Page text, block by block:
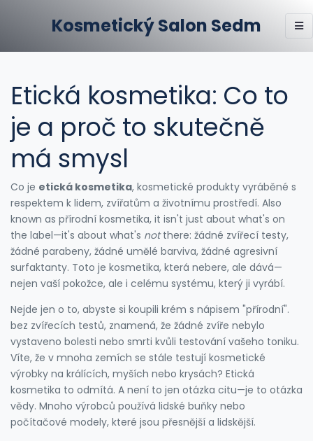
Kosmetický Salon Sedm
Etická kosmetika: Co to
je a proč to skutečně
má smysl
Co je etická kosmetika, kosmetické produkty vyráběné s
respektem k lidem, zvířatům a životnímu prostředí. Also
known as přírodní kosmetika, it isn't just about what's on
the label—it's about what's notthere: žádné zvířecí testy,
žádné parabeny, žádné umělé barviva, žádné agresivní
surfaktanty. Toto je kosmetika, která nebere, ale dává—
nejen vaší pokožce, ale i celému systému, který ji vyrábí.
Nejde jen o to, abyste si koupili krém s nápisem "přírodní".
bez zvířecích testů, znamená, že žádné zvíře nebylo
vystaveno bolesti nebo smrti kvůli testování vašeho toniku.
Víte, že v mnoha zemích se stále testují kosmetické
výrobky na králících, myších nebo krysách? Etická
kosmetika to odmítá. A není to jen otázka citu—je to otázka
vědy. Mnoho výrobců používá lidské buňky nebo
počítačové modely, které jsou přesnější a lidskější.